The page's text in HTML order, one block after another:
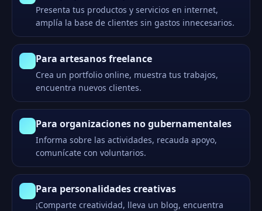
Presenta tus productos y servicios en internet,
amplía la base de clientes sin gastos innecesarios.
Para artesanos freelance
Crea un portfolio online, muestra tus trabajos,
encuentra nuevos clientes.
Para organizaciones no gubernamentales
Informa sobre las actividades, recauda apoyo,
comunícate con voluntarios.
Para personalidades creativas
¡Comparte creatividad, lleva un blog, encuentra